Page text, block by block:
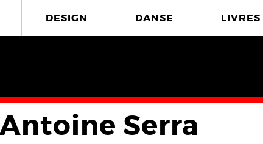
DESIGN DANSE LIVRES
Serra